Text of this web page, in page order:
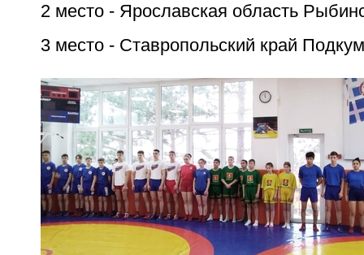
2 место - Ярославская область
3 место - Ставропольский край